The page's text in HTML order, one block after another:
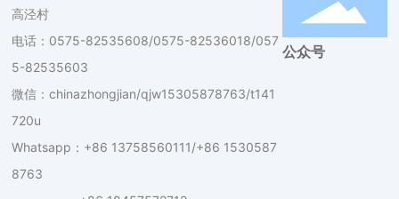
高泾村
电话： 0575-82535608/0575-82536018/057
5-82535603
微信：chinazhongjian/qjw15305878763/t141
720u
Whatsapp：+86 13758560111/+86 1530587
8763
公众号